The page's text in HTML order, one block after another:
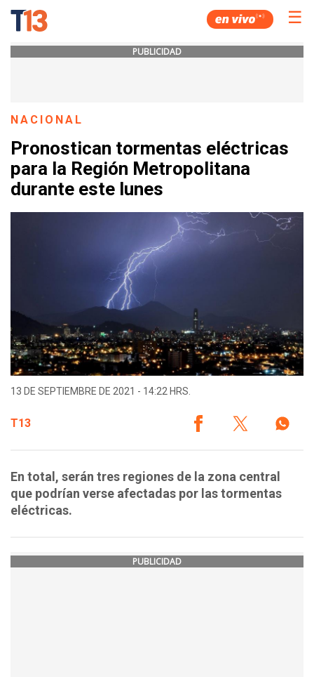
☰
PUBLICIDAD
NACIONAL
Pronostican tormentas eléctricas
para la Región Metropolitana
durante este lunes
13 DE SEPTIEMBRE DE 2021 - 14:22 HRS.
T13
En total, serán tres regiones de la zona central
que podrían verse afectadas por las tormentas
eléctricas.
PUBLICIDAD